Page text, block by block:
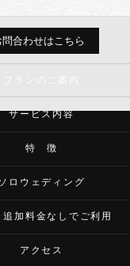
問合わせはこちら
サービス内容
特 徴
ロウェディング
追加料金なしでご利用
アクセス